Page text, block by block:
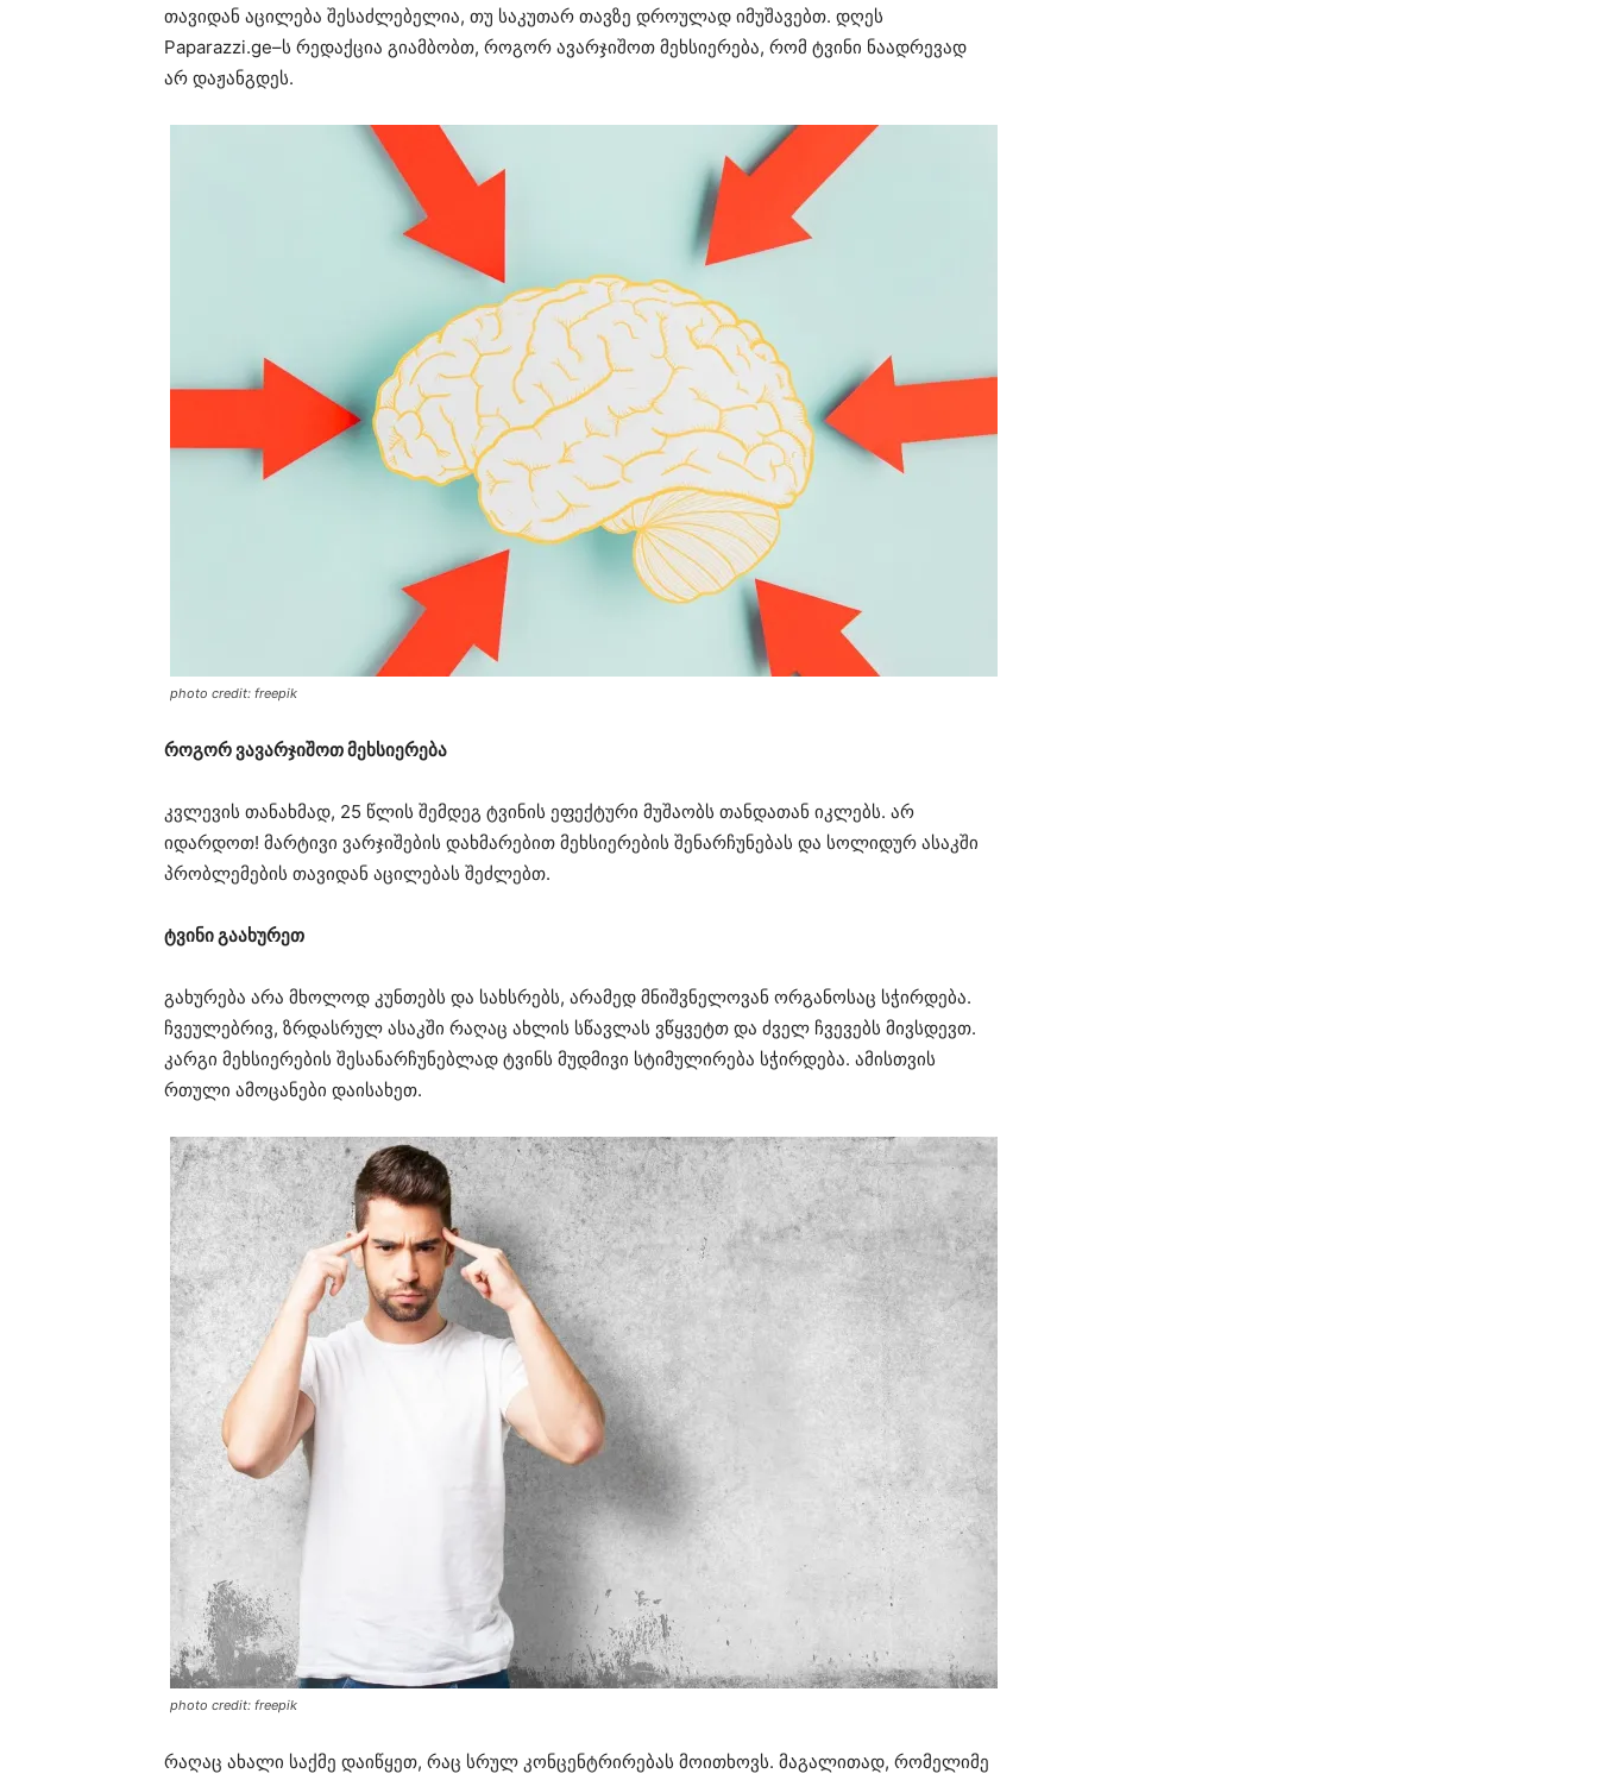
თავიდან აცილება შესაძლებელია, თუ საკუთარ თავზე დროულად იმუშავებთ. დღეს
Paparazzi.ge–ს რედაქცია გიამბობთ, როგორ ავარჯიშოთ მეხსიერება, რომ ტვინი ნაადრევად
არ დაჟანგდეს.
photo credit: freepik
როგორ ვავარჯიშოთ მეხსიერება
კვლევის თანახმად, 25 წლის შემდეგ ტვინის ეფექტური მუშაობს თანდათან იკლებს. არ
იდარდოთ! მარტივი ვარჯიშების დახმარებით მეხსიერების შენარჩუნებას და სოლიდურ ასაკში
პრობლემების თავიდან აცილებას შეძლებთ.
ტვინი გაახურეთ
გახურება არა მხოლოდ კუნთებს და სახსრებს, არამედ მნიშვნელოვან ორგანოსაც სჭირდება.
ჩვეულებრივ, ზრდასრულ ასაკში რაღაც ახლის სწავლას ვწყვეტთ და ძველ ჩვევებს მივსდევთ.
კარგი მეხსიერების შესანარჩუნებლად ტვინს მუდმივი სტიმულირება სჭირდება. ამისთვის
რთული ამოცანები დაისახეთ.
photo credit: freepik
რაღაც ახალი საქმე დაიწყეთ, რაც სრულ კონცენტრირებას მოითხოვს. მაგალითად, რომელიმე